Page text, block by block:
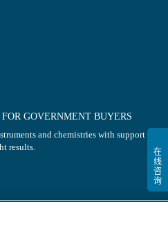
GOVERNMENT BUYERS
and chemistries with support
results.